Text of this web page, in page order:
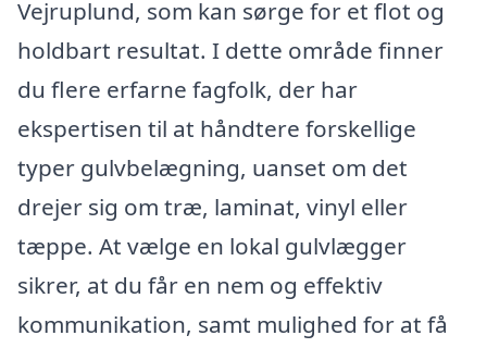
Vejruplund, som kan sørge for et flot og
holdbart resultat. I dette område finner
du flere erfarne fagfolk, der har
ekspertisen til at håndtere forskellige
typer gulvbelægning, uanset om det
drejer sig om træ, laminat, vinyl eller
tæppe. At vælge en lokal gulvlægger
sikrer, at du får en nem og effektiv
kommunikation, samt mulighed for at få